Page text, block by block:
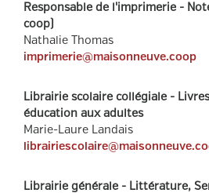
Responsable de l'imprimerie -
coop)
Nathalie Thomas
imprimerie@maisonneuve.coop
Librairie scolaire collégiale -
éducation aux adultes
Marie-Laure Landais
Librairie générale - Littérature,